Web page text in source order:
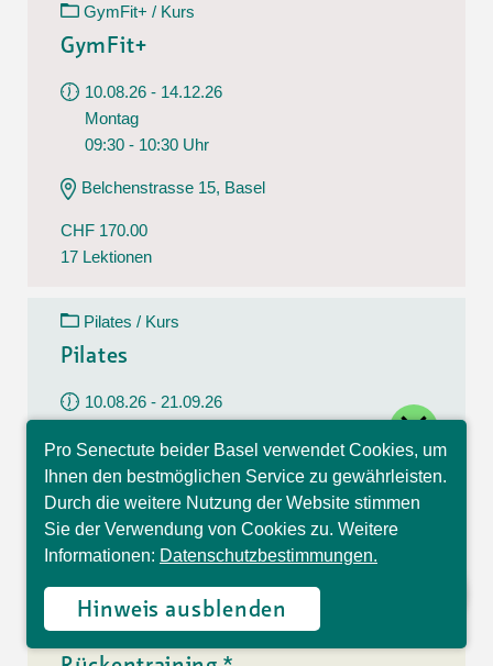
GymFit+ / Kurs
GymFit+
10.08.26 - 14.12.26
Montag
09:30 - 10:30 Uhr
Belchenstrasse 15, Basel
CHF 170.00
17 Lektionen
Pilates / Kurs
Pilates
10.08.26 - 21.09.26
09:30 - 10:30 Uhr
Im Westfeld 6, Basel
CHF 140.00
7 Lektionen
Rückentraining / Kurs
Pro Senectute beider Basel verwendet Cookies, um
Ihnen den bestmöglichen Service zu gewährleisten.
Durch die weitere Nutzung der Website stimmen
Sie der Verwendung von Cookies zu. Weitere
Informationen: Datenschutzbestimmungen.
Hinweis ausblenden
Hallo, ich bin Sophia und
beantworte gerne Ihre
Fragen.
close